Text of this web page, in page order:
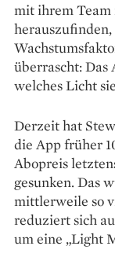
mit ihrem Team
überrascht:
welches Licht
Derzeit hat
die App früher
Abopreis
gesunken. Das
mittlerweile so
reduziert sich
um eine „Light